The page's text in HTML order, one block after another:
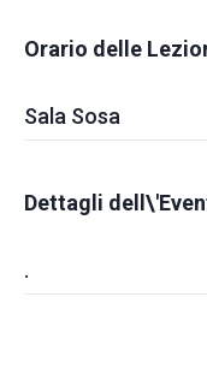
Orario delle
Sala Sosa
Dettagli
.